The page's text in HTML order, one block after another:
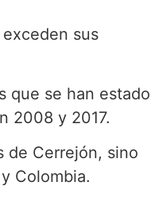
sus
que se han estado
2008 y 2017.
de Cerrejón, sino
Colombia.